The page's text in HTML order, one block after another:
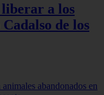
a los
de los